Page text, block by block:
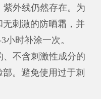
紫外线仍然存在。为
刺激的防晒霜，并
小时补涂一次。
、不含刺激性成分的
。避免使用过于刺